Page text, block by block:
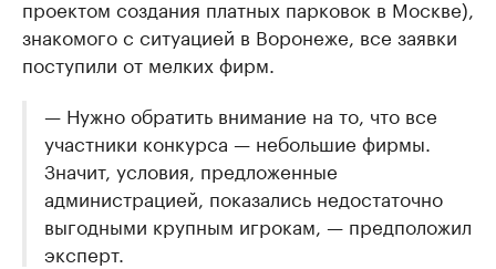
проектом создания платных парковок в Москве),
знакомого с ситуацией в Воронеже, все заявки
поступили от мелких фирм.
— Нужно обратить внимание на то, что все
участники конкурса — небольшие фирмы.
Значит, условия, предложенные
администрацией, показались недостаточно
выгодными крупным игрокам, — предположил
эксперт.